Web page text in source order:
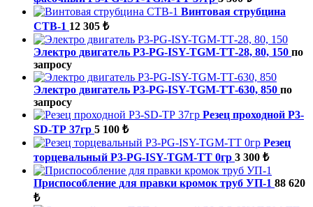
Винтовая струбцина
СТВ-1 12 305 ₺
Электро двигатель P3-PG-ISY-TGM-ТТ-28, 80, 150 по
запросу
Электро двигатель P3-PG-ISY-TGM-ТТ-630, 850 по
запросу
Резец проходной P3-
SD-ТР 37гр 5 100 ₺
Резец
торцевальный P3-PG-ISY-TGM-ТТ 0гр 3 300 ₺
Приспособление для правки кромок труб УП-1 88 620
₺